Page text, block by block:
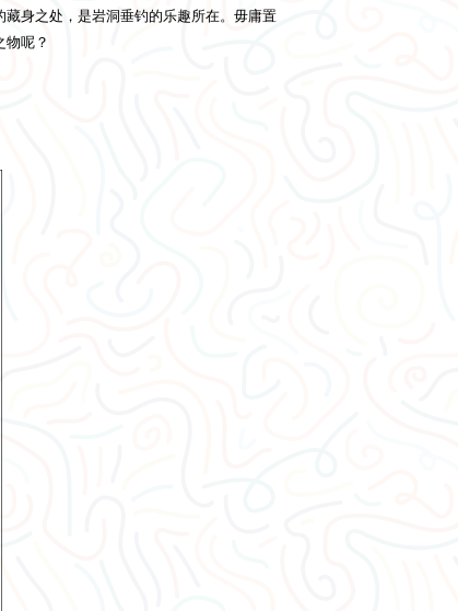
身之处，是岩洞垂钓的乐趣所在。毋庸置
物呢？